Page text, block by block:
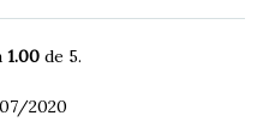
1.00 de 5.
2020